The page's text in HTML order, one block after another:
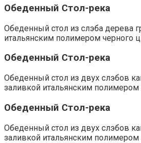
Обеденный Стол-река
Обеденный стол из слэба дерева
итальянским полимером черного
Обеденный Стол-река
Обеденный стол из двух слэбов
заливкой итальянским полимером
Обеденный Стол-река
Обеденный стол из двух слэбов
заливкой итальянским полимером